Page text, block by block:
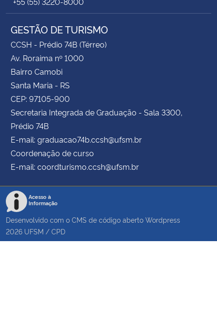
GESTÃO DE TURISMO
CCSH - Prédio 74B (Térreo)
Av. Roraima nº 1000
Bairro Camobi
Santa Maria - RS
CEP: 97105-900
Secretaria Integrada de Graduação - Sala 3300,
Prédio 74B
E-mail: graduacao74b.ccsh@ufsm.br
Coordenação de curso
E-mail: coordturismo.ccsh@ufsm.br
Acesso à
Informação
Desenvolvido com o CMS de código aberto Wordpress
2026 UFSM / CPD